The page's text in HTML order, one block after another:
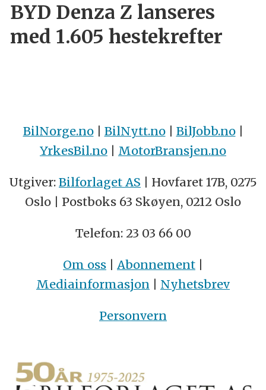
BYD Denza Z lanseres
med 1.605 hestekrefter
BilNorge.no| BilNytt.no| BilJobb.no|
YrkesBil.no | MotorBransjen.no
Utgiver: Bilforlaget AS | Hovfaret 17B, 0275
Oslo | Postboks 63 Skøyen, 0212 Oslo
Telefon: 23 03 66 00
Om oss | Abonnement |
Mediainformasjon | Nyhetsbrev
Personvern